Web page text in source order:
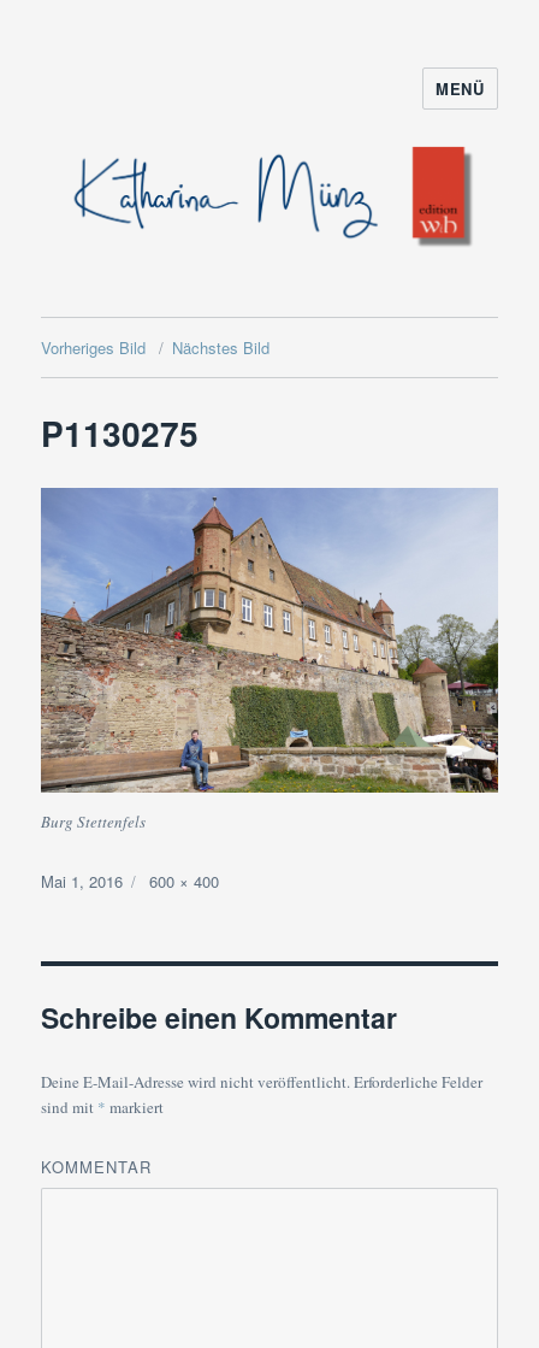
MENÜ
Vorheriges Bild Nächstes Bild
P1130275
Burg Stettenfels
Veröffentlicht
Mai 1, 2016
Volle
600 × 400
Schreibe einen Kommentar
Deine E-Mail-Adresse wird nicht veröffentlicht.Erforderliche Felder
sind mit * markiert
KOMMENTAR